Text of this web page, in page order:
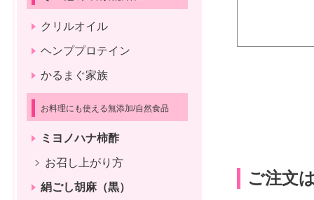
ご注文
クリルオイル
ヘンププロテイン
かるまぐ家族
お料理にも使える無添加/自然食品
ミヨノハナ柿酢
お召し上がり方
絹ごし胡麻（黒）